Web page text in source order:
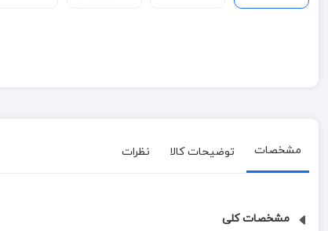
مشخصات توضیحات کالا نظرات
مشخصات کلی